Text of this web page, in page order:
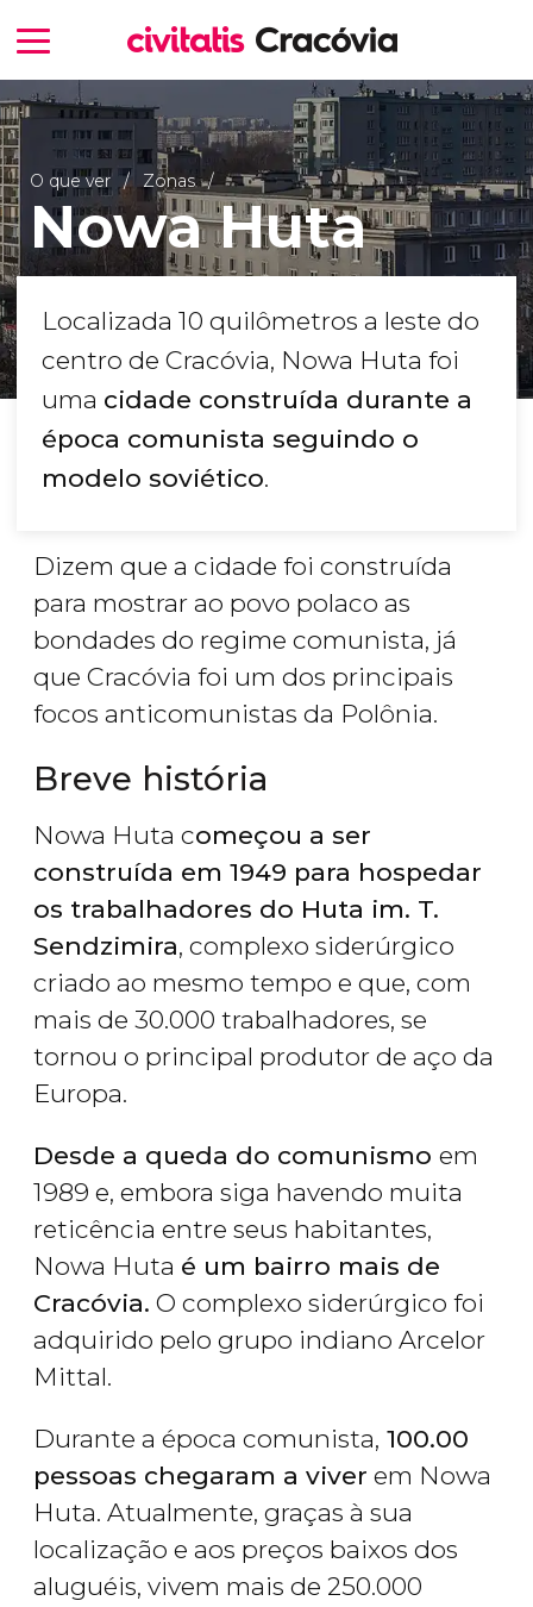
O que ver Zonas
Nowa Huta
Localizada 10 quilômetros a leste do
centro de Cracóvia, Nowa Huta foi
uma cidade construída durante a
época comunista seguindo o
modelo soviético.
Dizem que a cidade foi construída
para mostrar ao povo polaco as
bondades do regime comunista, já
que Cracóvia foi um dos principais
focos anticomunistas da Polônia.
Breve história
Nowa Huta começou a ser
construída em 1949 para hospedar
os trabalhadores do Huta im. T.
Sendzimira, complexo siderúrgico
criado ao mesmo tempo e que, com
mais de 30.000 trabalhadores, se
tornou o principal produtor de aço da
Europa.
Desde a queda do comunismo em
1989 e, embora siga havendo muita
reticência entre seus habitantes,
Nowa Huta é um bairro mais de
Cracóvia. O complexo siderúrgico foi
adquirido pelo grupo indiano Arcelor
Mittal.
Durante a época comunista, 100.00
pessoas chegaram a viver em Nowa
Huta. Atualmente, graças à sua
localização e aos preços baixos dos
aluguéis, vivem mais de 250.000